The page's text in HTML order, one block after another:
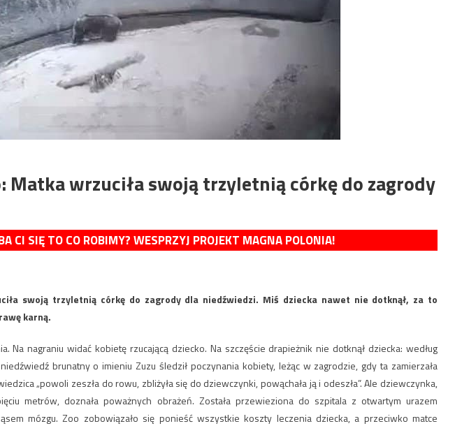
Matka wrzuciła swoją trzyletnią córkę do zagrody
CI SIĘ TO CO ROBIMY? WESPRZYJ PROJEKT MAGNA POLONIA!
swoją trzyletnią córkę do zagrody dla niedźwiedzi. Miś dziecka nawet nie dotknął, za to
karną.
Na nagraniu widać kobietę rzucającą dziecko. Na szczęście drapieżnik nie dotknął dziecka: według
brunatny o imieniu Zuzu śledził poczynania kobiety, leżąc w zagrodzie, gdy ta zamierzała
„powoli zeszła do rowu, zbliżyła się do dziewczynki, powąchała ją i odeszła”. Ale dziewczynka,
metrów, doznała poważnych obrażeń. Została przewieziona do szpitala z otwartym urazem
mózgu. Zoo zobowiązało się ponieść wszystkie koszty leczenia dziecka, a przeciwko matce